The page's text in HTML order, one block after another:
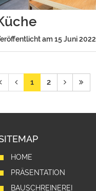
am 15 Juni 2022
1 2
HOME
PRÄSENTATION
BAUSCHREINEREI